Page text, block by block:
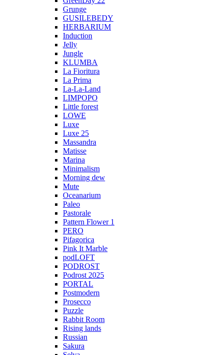
Grunge
GUSILEBEDY
HERBARIUM
Induction
Jelly
Jungle
KLUMBA
La Fioritura
La Prima
La-La-Land
LIMPOPO
Little forest
LOWE
Luxe
Luxe 25
Massandra
Matisse
Marina
Minimalism
Morning dew
Mute
Oceanarium
Paleo
Pastorale
Pattern Flower 1
PERO
Pifagorica
Pink It Marble
podLOFT
PODROST
Podrost 2025
PORTAL
Postmodern
Prosecco
Puzzle
Rabbit Room
Rising lands
Russian
Sakura